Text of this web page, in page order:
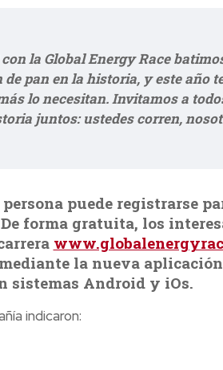
con la Global Energy Race
de pan en la historia, y este año
lo necesitan. Invitamos a
juntos: ustedes corren,
puede registrarse
forma gratuita, los
la nueva
sistemas Android y iOs.
indicaron: